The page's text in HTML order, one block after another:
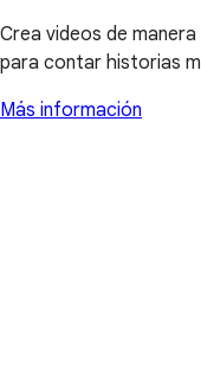
Crea videos de
para contar historias
Más información